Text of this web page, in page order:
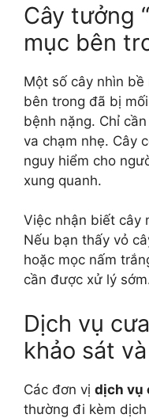
Cây tưởng
mục bên
Một số cây nhìn
bên trong đã bị
bệnh nặng. Chỉ
va chạm nhẹ. Cây
nguy hiểm cho
xung quanh.
Việc nhận biết cây
Nếu bạn thấy vỏ
hoặc mọc nấm
cần được xử lý
Dịch vụ
khảo sát
Các đơn vị dịch vụ
thường đi kèm